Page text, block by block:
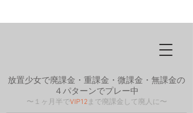
放置少女で廃課金・重課金・微課金・無課金の
４パターンでプレー中
〜１ヶ月半でVIP12まで廃課金して廃人に〜